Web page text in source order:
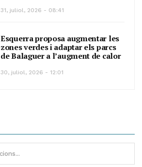
31, juliol, 2026 - 08:41
Esquerra proposa augmentar les
zones verdes i adaptar els parcs
de Balaguer a l’augment de calor
30, juliol, 2026 - 12:01